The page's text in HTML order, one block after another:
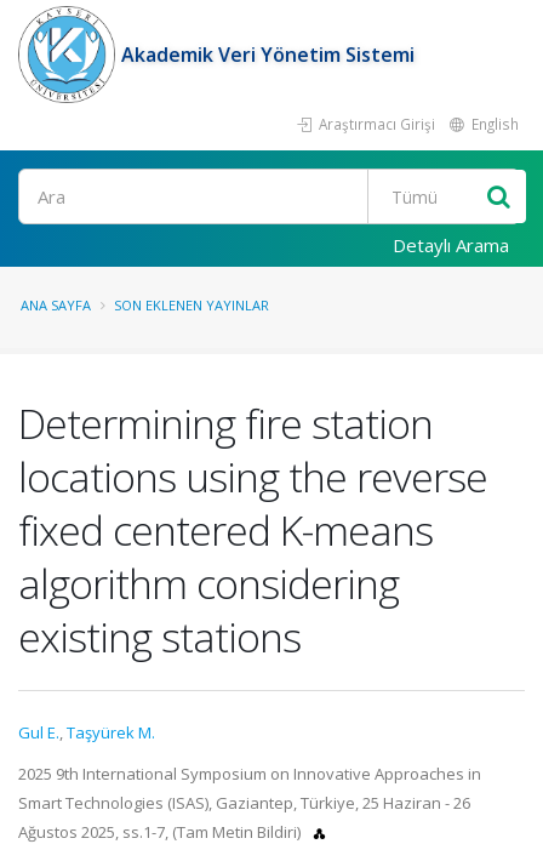
Akademik Veri Yönetim Sistemi
Araştırmacı Girişi English
Ara
Detaylı Arama
ANA SAYFA SON EKLENEN YAYINLAR
Determining fire station
locations using the reverse
fixed centered K-means
algorithm considering
existing stations
Gul E.,Taşyürek M.
2025 9th International Symposium on Innovative Approaches in
Smart Technologies (ISAS), Gaziantep, Türkiye, 25 Haziran - 26
Ağustos 2025, ss.1-7, (Tam Metin Bildiri)